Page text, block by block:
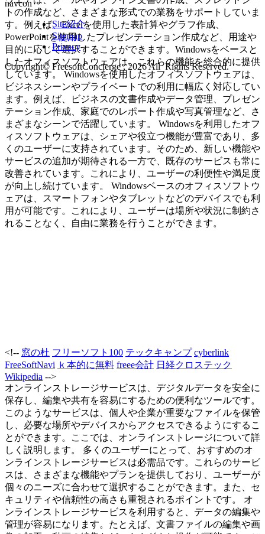
トの作成など、さまざまな形式での業務をサポートしていま
す。例えば、Excelを使用した表計算やグラフ作成、
PowerPointを使用したプレゼンテーション作成など、用途や
目的に応じて選択することができます。Windowsをベースと
したオフィスソフトウェアは、これらの機能を総合的に提供
しています。 Windowsを使用したオフィスソフトウェアは、
ビジネスシーンやプライベートでの利用に幅広く対応してい
ます。例えば、ビジネスの文書作成やデータ管理、プレゼン
テーション作成、家庭でのレポート作成や写真管理など、さ
まざまなシーンで活躍しています。 Windowsを利用したオフ
ィスソフトウェアは、シェアや役立つ機能が豊富であり、多
くのユーザーに支持されています。そのため、新しい機能や
サービスの追加が期待される一方で、既存のサービスも常に
改善されています。これにより、ユーザーの利便性や満足度
が向上し続けています。 Windowsベースのオフィスソフトウ
ェアは、スマートフォンやタブレットなどのデバイスでも利
用が可能です。これにより、ユーザーは場所や状況に制約さ
れることなく、自由に業務を行うことができます。
<!-- 窓の杜 フリーソフト100 テックキャンプ cyberlink
FreeSoftNavi ｋ本的に無料 freee会計 日経クロステック
Wikipedia -->
オンラインストレージサービスは、デジタルデータを安全に
保存し、編集や共有を容易にするための便利なツールです。
このようなサービスは、個人や企業が重要なファイルを保管
し、必要な場所やデバイスからアクセスできるようにするこ
とができます。ここでは、オンラインストレージについて詳
しく説明します。 多くのユーザーにとって、おすすめのオ
ンラインストレージサービスは必需品です。これらのサービ
スは、さまざまな機能やプランを提供しており、ユーザーが
個々のニーズに合わせて選択することができます。また、セ
キュリティや信頼性の高さも重視されるポイントです。 オ
ンラインストレージサービスを利用すると、データの編集や
管理が容易になります。たとえば、文書ファイルの編集や画
navcon
Site紹介
Sitemap
Privacy
Copyright© FreesoftConcierge , 2026 All Rights Reserved.